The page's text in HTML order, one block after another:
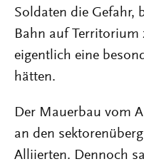
Soldaten die Gefahr,
Bahn auf Territorium
eigentlich eine
hätten.
Der Mauerbau vom
an den
Alliierten. Dennoch